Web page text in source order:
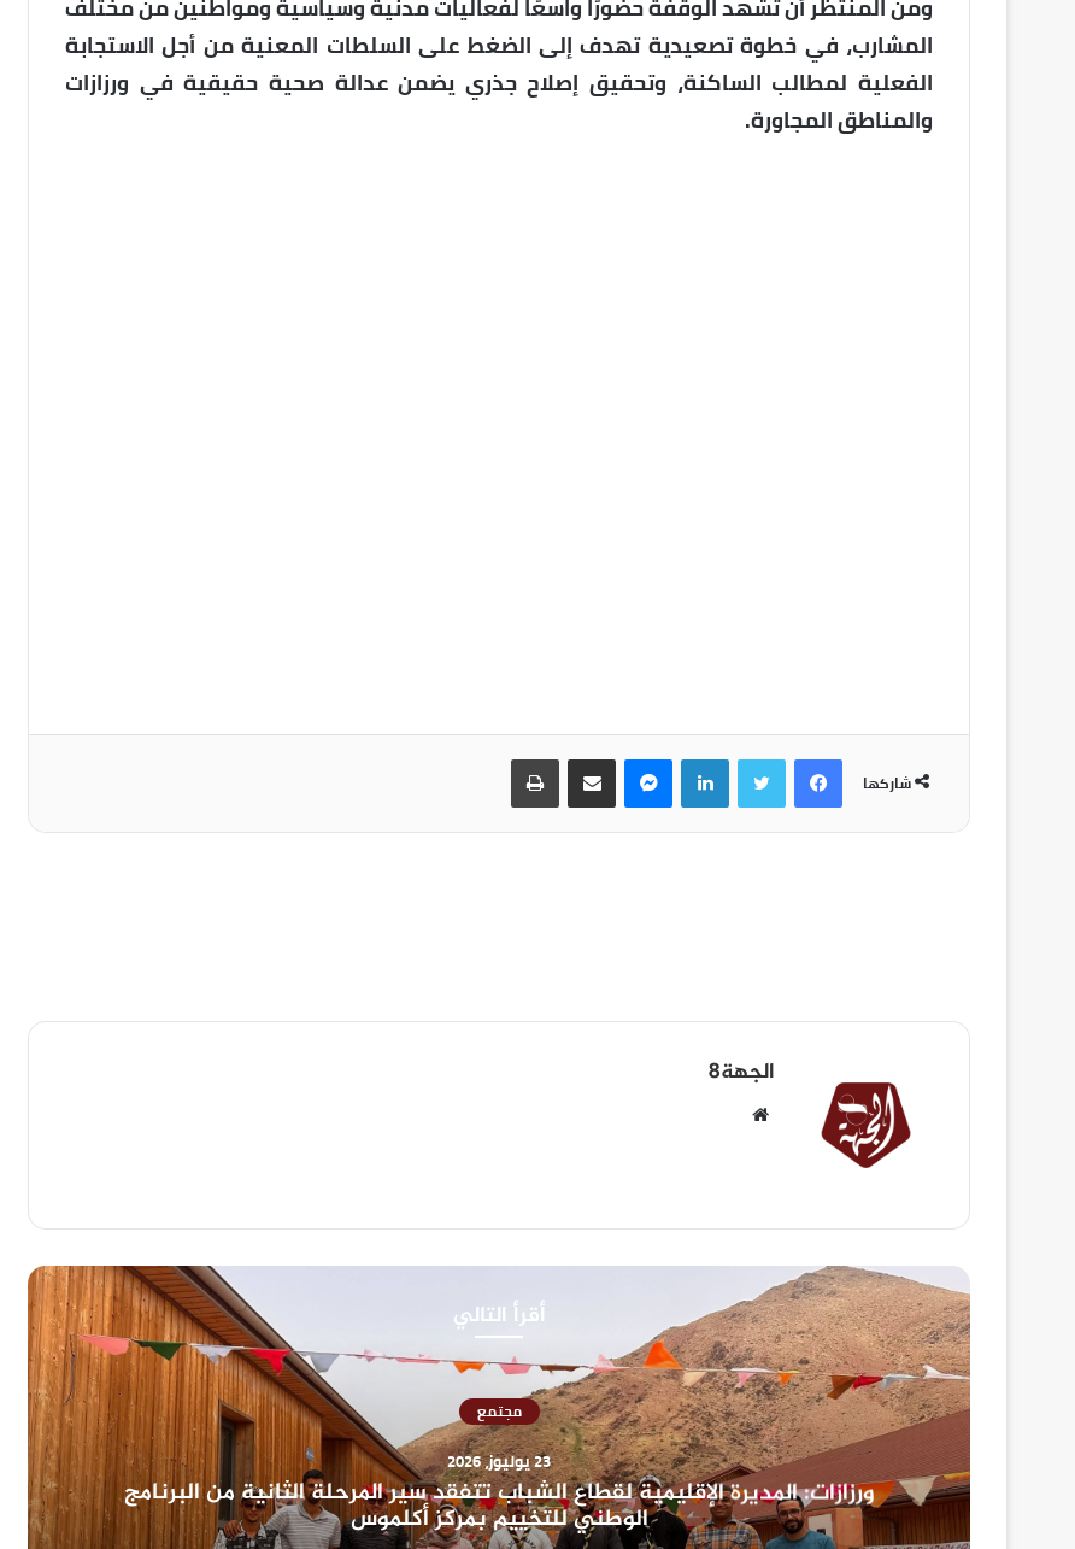
المشارب، في خطوة تصعيدية تهدف إلى الضغط على السلطات المعنية من أجل الاستجابة
الفعلية لمطالب الساكنة، وتحقيق إصلاح جذري يضمن عدالة صحية حقيقية في ورزازات
والمناطق المجاورة.
شاركها
الجهة8
أقرأ التالي
مجتمع
23 يوليوز، 2026
ورزازات: المديرة الإقليمية لقطاع الشباب تتفقد سير المرحلة الثانية من البرنامج
الوطني للتخييم بمركز أكلموس